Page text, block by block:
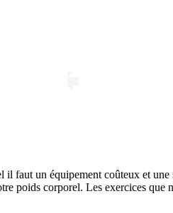
faut un équipement coûteux et
poids corporel. Les exercices